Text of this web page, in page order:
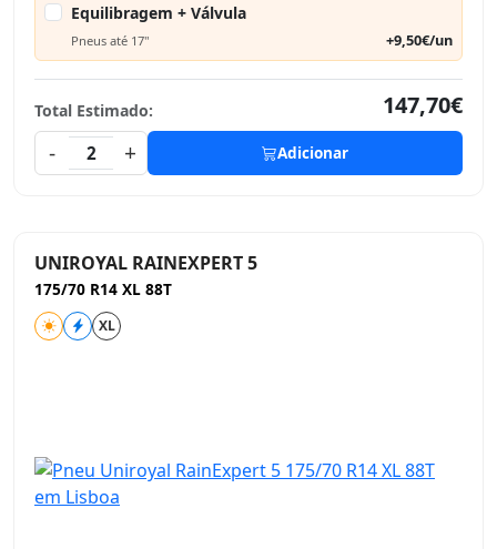
Equilibragem + Válvula
Pneus até 17" +9,50€/un
Total Estimado:
147,70€
-
2 + Adicionar
UNIROYAL RAINEXPERT 5
175/70 R14 XL 88T
XL